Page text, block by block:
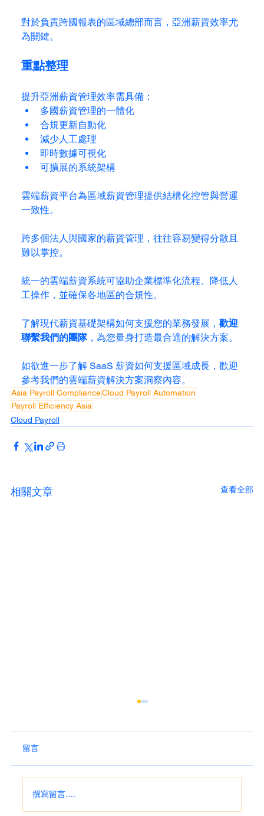
對於負責跨國報表的區域總部而言，亞洲薪資效率尤
為關鍵。
重點整理
提升亞洲薪資管理效率需具備：
多國薪資管理的一體化
合規更新自動化
減少人工處理
即時數據可視化
可擴展的系統架構
雲端薪資平台為區域薪資管理提供結構化控管與營運
一致性。
跨多個法人與國家的薪資管理，往往容易變得分散且
難以掌控。
統一的雲端薪資系統可協助企業標準化流程、降低人
工操作，並確保各地區的合規性。
了解現代薪資基礎架構如何支援您的業務發展， 歡迎
聯繫我們的團隊，為您量身打造最合適的解決方案。
如欲進一步了解 SaaS 薪資如何支援區域成長，歡迎
參考我們的雲端薪資解決方案洞察內容。
Asia Payroll ComplianceCloud Payroll Automation
Payroll Efficiency Asia
Cloud Payroll
相關文章 查看全部
留言
撰寫留言......